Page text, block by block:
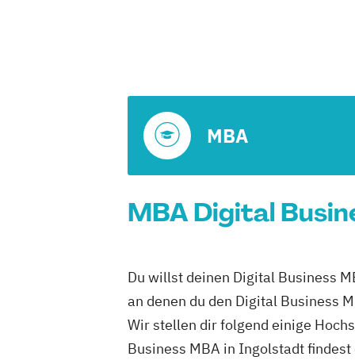
MBA
MBA Digital
Du willst deinen Digital Business
an denen du den Digital Business
Wir stellen dir folgend einige
Business MBA in Ingolstadt